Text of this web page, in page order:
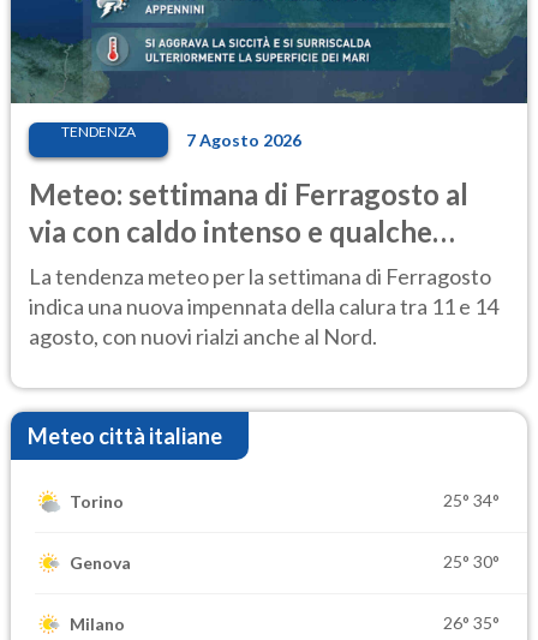
TENDENZA 7 Agosto 2026
Meteo: settimana di Ferragosto al
via con caldo intenso e qualche
temporale
La tendenza meteo per la settimana di Ferragosto
indica una nuova impennata della calura tra 11 e 14
agosto, con nuovi rialzi anche al Nord.
Meteo città italiane
Torino 25° 34°
Genova 25° 30°
Milano 26° 35°